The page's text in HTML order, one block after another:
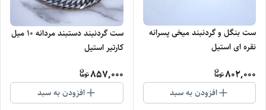
ست بنگل و گردنبند میخی پسرانه
نقره ای استیل
802,000
افزودن به سبد
ست گردنبند دستبند مردانه ۱۰ میل
کارتیر استیل
857,000
افزودن به سبد